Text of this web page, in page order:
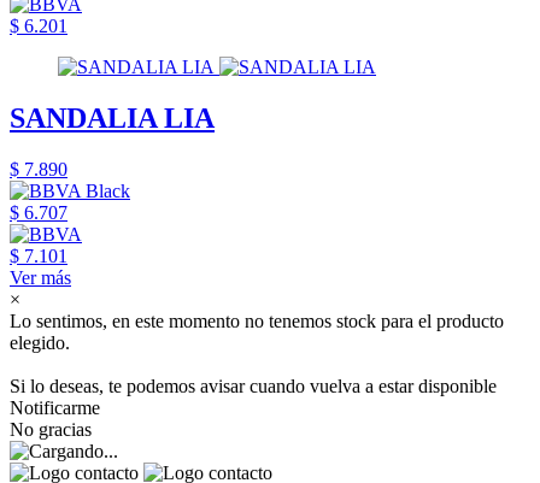
$ 6.201
SANDALIA LIA
$ 7.890
$ 6.707
$ 7.101
Ver más
×
Lo sentimos, en este momento no tenemos stock para el producto
elegido.
Si lo deseas, te podemos avisar cuando vuelva a estar disponible
Notificarme
No gracias